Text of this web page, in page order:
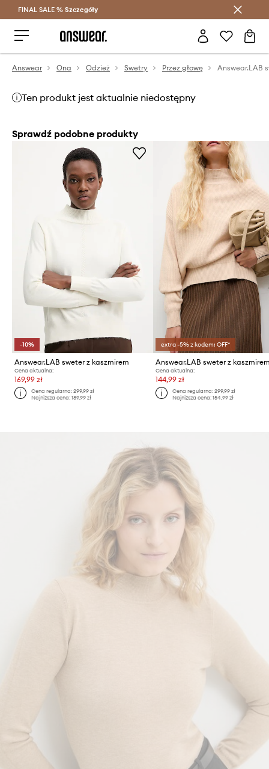
Oszczędzaj z Answear Club >
FINAL SALE % Szczegóły
Answear Ona Odzież Swetry Przez głowę Answear.LAB
Ten produkt jest aktualnie niedostępny
Sprawdź podobne produkty
-10%
Answear.LAB sweter z kaszmirem
Cena aktualna:
169,99 zł
Cena regularna:299,99 zł
Najniższa cena:189,99 zł
extra -5% z kodem: OFF*
Answear.LAB sweter z
Cena aktualna:
144,99 zł
Cena regularna: 299,99 zł
Najniższa cena: 154,99 zł